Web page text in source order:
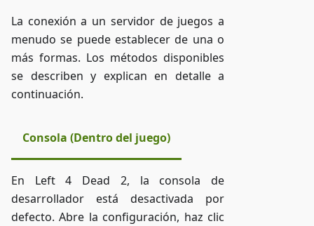
La conexión a un servidor de juegos a
menudo se puede establecer de una o
más formas. Los métodos disponibles
se describen y explican en detalle a
continuación.
Consola (Dentro del juego)
En Left 4 Dead 2, la consola de
desarrollador está desactivada por
defecto. Abre la configuración, haz clic